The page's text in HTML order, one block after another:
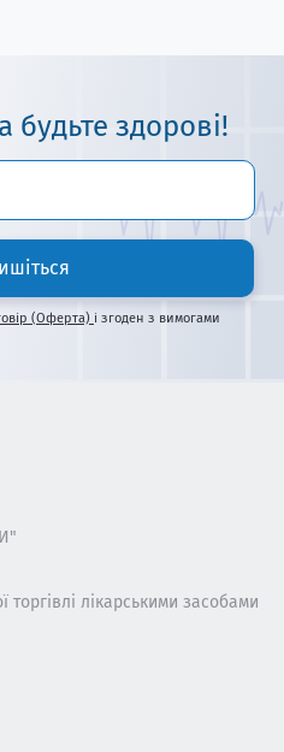
будьте здорові!
(Оферта) і згоден з вимогами
торгівлі лікарськими засобами